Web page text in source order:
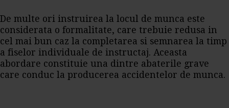
De multe ori instruirea la locul de munca este
considerata o formalitate, care trebuie redusa in
cel mai bun caz la completarea si semnarea la timp
a fiselor individuale de instructaj. Aceasta
abordare constituie una dintre abaterile grave
care conduc la producerea accidentelor de munca.